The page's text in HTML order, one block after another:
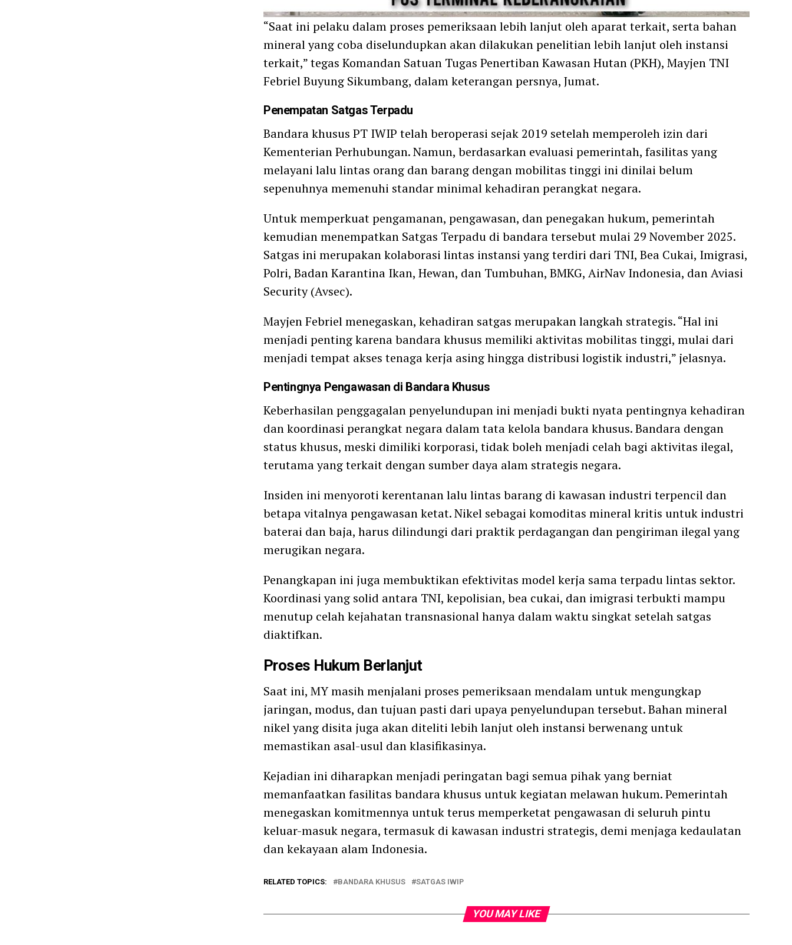
“Saat ini pelaku dalam proses pemeriksaan lebih lanjut oleh aparat terkait, serta bahan
mineral yang coba diselundupkan akan dilakukan penelitian lebih lanjut oleh instansi
terkait,” tegas Komandan Satuan Tugas Penertiban Kawasan Hutan (PKH), Mayjen TNI
Febriel Buyung Sikumbang, dalam keterangan persnya, Jumat.
Penempatan Satgas Terpadu
Bandara khusus PT IWIP telah beroperasi sejak 2019 setelah memperoleh izin dari
Kementerian Perhubungan. Namun, berdasarkan evaluasi pemerintah, fasilitas yang
melayani lalu lintas orang dan barang dengan mobilitas tinggi ini dinilai belum
sepenuhnya memenuhi standar minimal kehadiran perangkat negara.
Untuk memperkuat pengamanan, pengawasan, dan penegakan hukum, pemerintah
kemudian menempatkan Satgas Terpadu di bandara tersebut mulai 29 November 2025.
Satgas ini merupakan kolaborasi lintas instansi yang terdiri dari TNI, Bea Cukai, Imigrasi,
Polri, Badan Karantina Ikan, Hewan, dan Tumbuhan, BMKG, AirNav Indonesia, dan Aviasi
Security (Avsec).
Mayjen Febriel menegaskan, kehadiran satgas merupakan langkah strategis. “Hal ini
menjadi penting karena bandara khusus memiliki aktivitas mobilitas tinggi, mulai dari
menjadi tempat akses tenaga kerja asing hingga distribusi logistik industri,” jelasnya.
Pentingnya Pengawasan di Bandara Khusus
Keberhasilan penggagalan penyelundupan ini menjadi bukti nyata pentingnya kehadiran
dan koordinasi perangkat negara dalam tata kelola bandara khusus. Bandara dengan
status khusus, meski dimiliki korporasi, tidak boleh menjadi celah bagi aktivitas ilegal,
terutama yang terkait dengan sumber daya alam strategis negara.
Insiden ini menyoroti kerentanan lalu lintas barang di kawasan industri terpencil dan
betapa vitalnya pengawasan ketat. Nikel sebagai komoditas mineral kritis untuk industri
baterai dan baja, harus dilindungi dari praktik perdagangan dan pengiriman ilegal yang
merugikan negara.
Penangkapan ini juga membuktikan efektivitas model kerja sama terpadu lintas sektor.
Koordinasi yang solid antara TNI, kepolisian, bea cukai, dan imigrasi terbukti mampu
menutup celah kejahatan transnasional hanya dalam waktu singkat setelah satgas
diaktifkan.
Proses Hukum Berlanjut
Saat ini, MY masih menjalani proses pemeriksaan mendalam untuk mengungkap
jaringan, modus, dan tujuan pasti dari upaya penyelundupan tersebut. Bahan mineral
nikel yang disita juga akan diteliti lebih lanjut oleh instansi berwenang untuk
memastikan asal-usul dan klasifikasinya.
Kejadian ini diharapkan menjadi peringatan bagi semua pihak yang berniat
memanfaatkan fasilitas bandara khusus untuk kegiatan melawan hukum. Pemerintah
menegaskan komitmennya untuk terus memperketat pengawasan di seluruh pintu
keluar-masuk negara, termasuk di kawasan industri strategis, demi menjaga kedaulatan
dan kekayaan alam Indonesia.
RELATED TOPICS: BANDARA KHUSUS SATGAS IWIP
YOU MAY LIKE